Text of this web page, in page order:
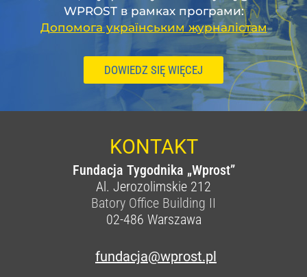
WPROST в рамках програми:
Допомога українським журналістам
DOWIEDZ SIĘ WIĘCEJ
KONTAKT
Fundacja Tygodnika „Wprost”
Al. Jerozolimskie 212
Batory Office Building II
02-486 Warszawa
fundacja@wprost.pl